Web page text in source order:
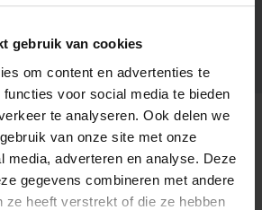
gebruik van cookies
om content en advertenties te
voor social media te bieden
te analyseren. Ook delen we
van onze site met onze
media, adverteren en analyse. Deze
gegevens combineren met andere
ze heeft verstrekt of die ze hebben